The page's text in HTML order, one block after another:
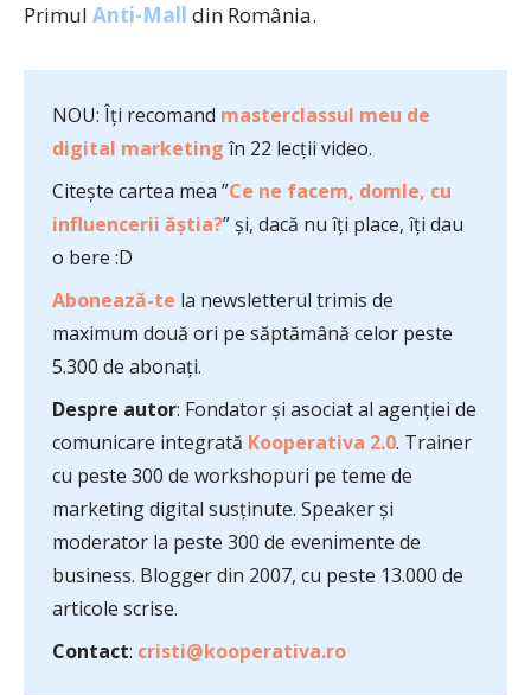
Primul Anti-Mall din România.
NOU: Îți recomand masterclassul meu de
digital marketing în 22 lecții video.
Citește cartea mea ”Ce ne facem, domle, cu
influencerii ăștia?” și, dacă nu îți place, îți dau
o bere :D
Abonează-te la newsletterul trimis de
maximum două ori pe săptămână celor peste
5.300 de abonați.
Despre autor: Fondator și asociat al agenției de
comunicare integrată Kooperativa 2.0. Trainer
cu peste 300 de workshopuri pe teme de
marketing digital susținute. Speaker și
moderator la peste 300 de evenimente de
business. Blogger din 2007, cu peste 13.000 de
articole scrise.
Contact: cristi@kooperativa.ro